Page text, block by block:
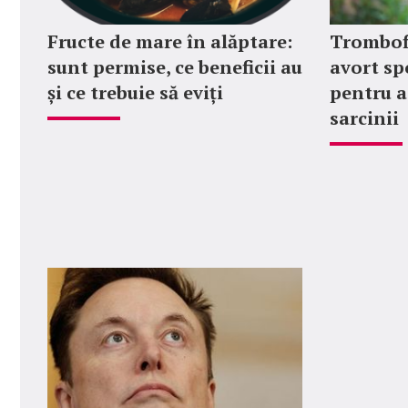
Fructe de mare în alăptare:
sunt permise, ce beneficii au
și ce trebuie să eviți
avort
pentru
sarcinii